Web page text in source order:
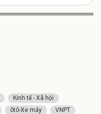
Kinh tế - Xã hội
ôtô-Xe máy
VNPT